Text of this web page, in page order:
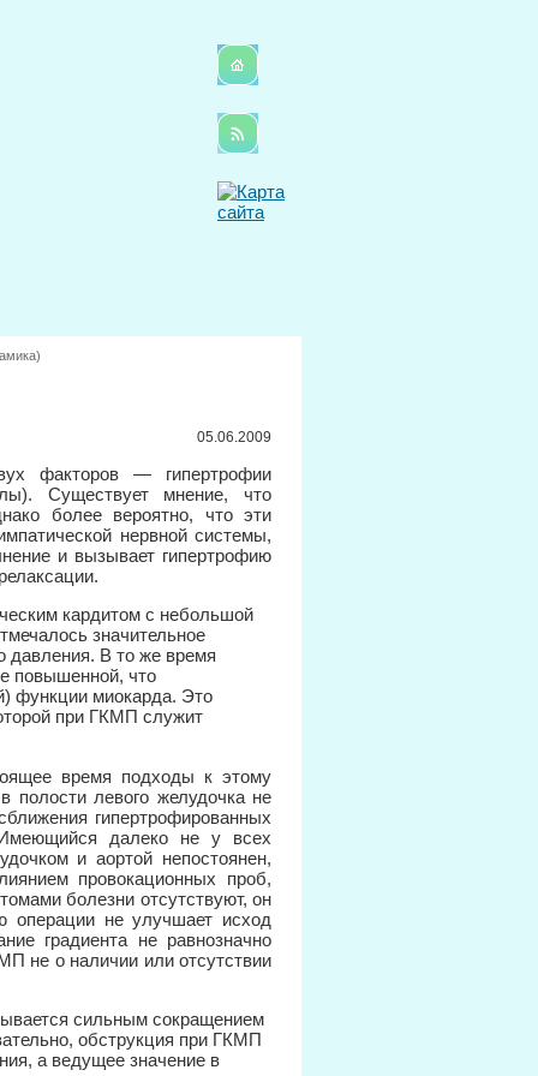
05.06.2009
факторов — гипертрофии
Существует мнение, что
более вероятно, что эти
нервной системы,
и вызывает гипертрофию
кардитом с небольшой
значительное
давления. В то же время
повышенной, что
функции миокарда. Это
при ГКМП служит
время подходы к этому
полости левого желудочка не
гипертрофированных
далеко не у всех
и аортой непостоянен,
провокационных проб,
болезни отсутствуют, он
операции не улучшает исход
градиента не равнозначно
не о наличии или отсутствии
сильным сокращением
обструкция при ГКМП
а ведущее значение в